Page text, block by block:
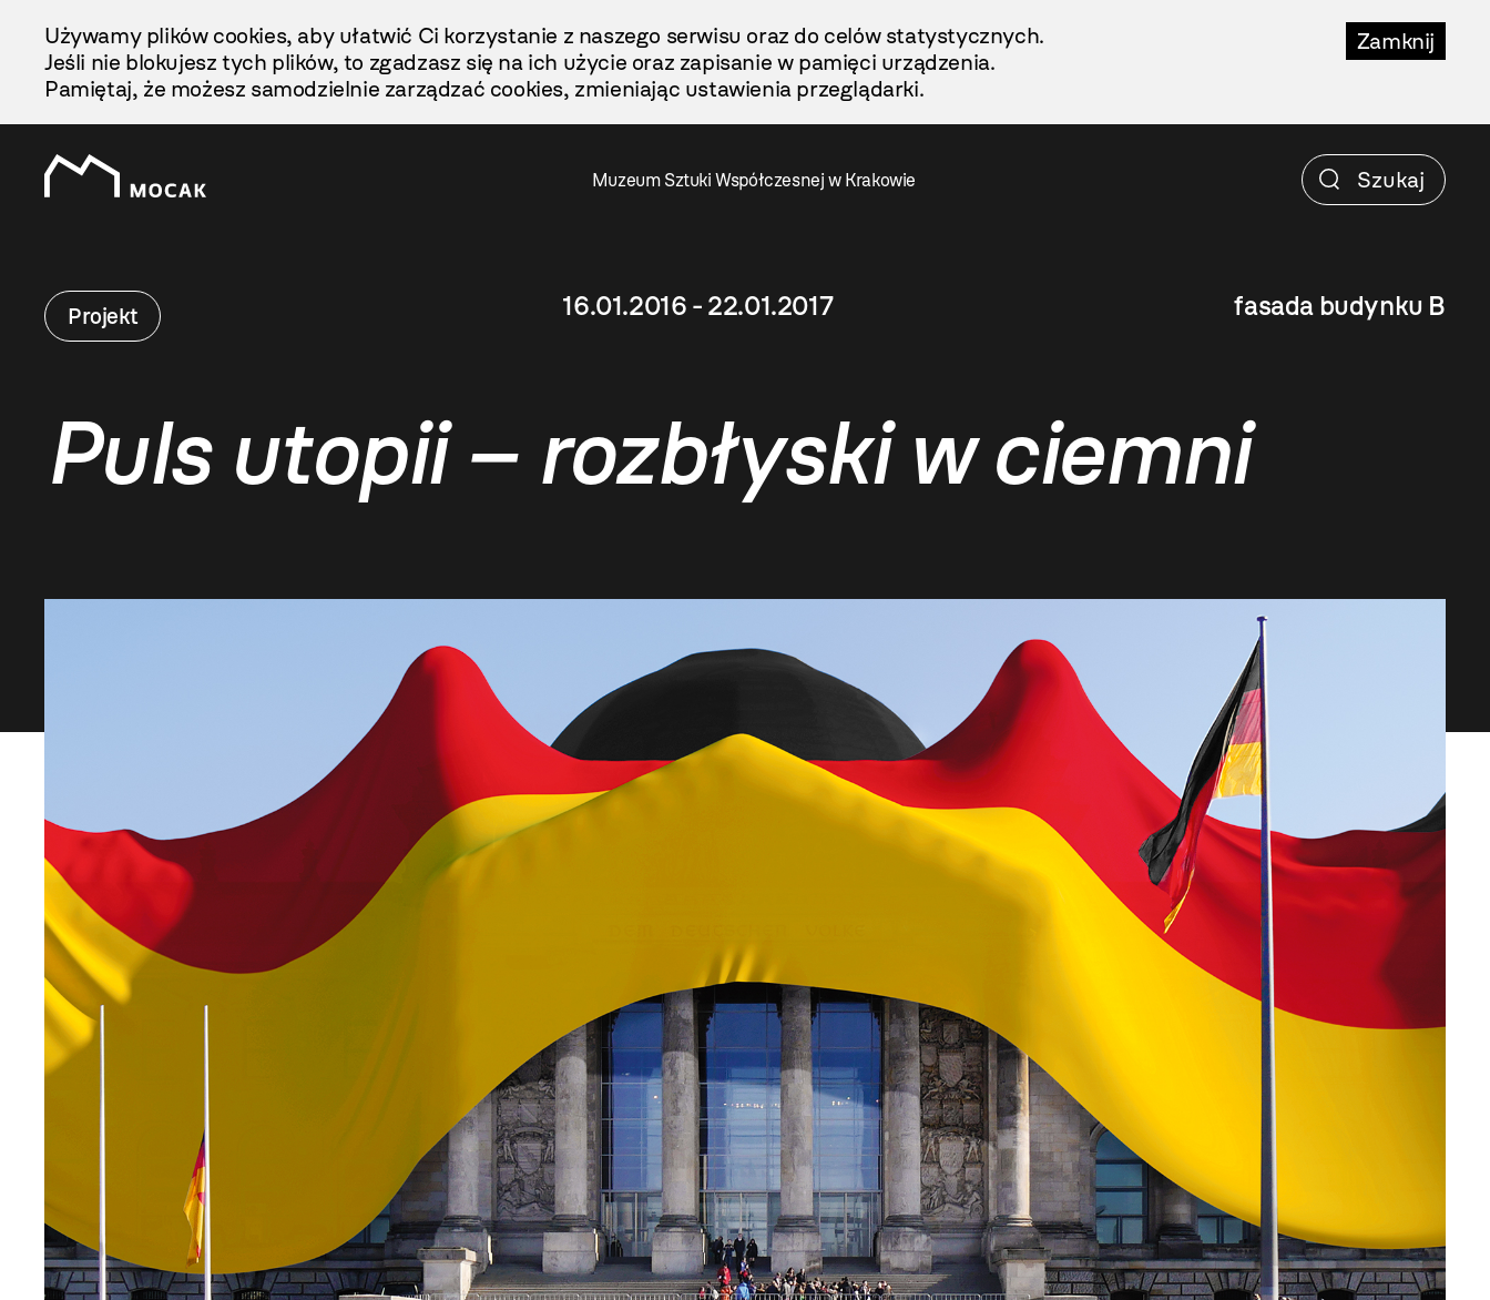
Treści
Zamknij
Używamy plików cookies, aby ułatwić Ci korzystanie z naszego serwisu oraz do celów statystycznych.
Jeśli nie blokujesz tych plików, to zgadzasz się na ich użycie oraz zapisanie w pamięci urządzenia.
Pamiętaj, że możesz samodzielnie zarządzać cookies, zmieniając ustawienia przeglądarki.
Muzeum Sztuki Współczesnej w Krakowie
Projekt 16.01.2016 - 22.01.2017 fasada budynku B
Puls utopii – rozbłyski w ciemni